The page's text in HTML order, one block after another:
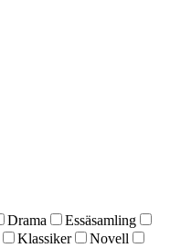
Drama
Essäsamling
Klassiker
Novell